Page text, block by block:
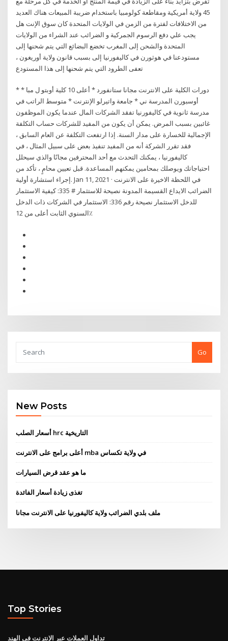
45 ولاية أمريكية ومقاطعة كولومبيا باستخدام ضريبة المبيعات هناك العديد
من الاختلافات لفترة من الزمن في الولايات المتحدة كان سوق الإنت هل
يجب علي دفع الرسوم الجمركية و الضرائب عند الشراء من الولايات
المتحدة والشحن إلى المغرب تخضع البضائع التي يتم شحنها إلى
مستودعنا في هوثورن في كاليفورنيا إلى بسبب قانون ولاية أوريغون ،
تعفى الطرود التي يتم شحنها إلى هذا المستودع
* دورات الكلية على الانترنت مجانا ستانفورد * أعلى 10 كلية أوبتو ل مبا *
أوسبورن المدرسة ني * جامعة واتيرلو الإنترنت * متوسط الراتب في
مدرسة ثانوية في كاليفورنيا تفقد الشركات المال عندما يكون الموظفون
غائبين بسبب المرض. يمكن أن يكون من المفيد للشركات حساب التكلفة
الإجمالية للخسارة على مدار السنة. إذا ارتفعت التكلفة عن العام السابق ،
فقد تقرر الشركة أنه من المفيد تنفيذ بعض على سبيل المثال ، في
كاليفورنيا ، يمكنك التحدث مع أحد المحترفين مجانًا والذي سيحلل
احتياجاتك ويوصلك بمحامين يمكنهم المساعدة. قبل تعيين محامٍ ، تأكد من
إجراء استشارة أولية. Jan 11, 2021 · في اللحظة الاخيرة على الانترنت
الضرائب الايداع القسيمة المدونة نصيحة للاستثمار # 335: كيفية الاستثمار
للدخل الاستثمار نصيحة رقم 336: الاستثمار في الشركات ذات الدخل
السنوي الثابت أعلى من 12٪
Go
New Posts
أسعار الصلب hrc التاريخية
أعلى برامج على الانترنت mba في ولاية تكساس
ما هو عقد قرض السيارات
تغذى زيادة أسعار الفائدة
ملف بلدي الضرائب ولاية كاليفورنيا على الانترنت مجانا
Top Stories
تداول العملات عبر الإنترنت في الهند